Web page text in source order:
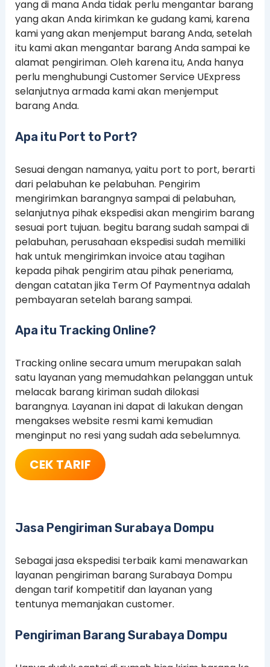
yang di mana Anda tidak perlu mengantar barang
yang akan Anda kirimkan ke gudang kami, karena
kami yang akan menjemput barang Anda, setelah
itu kami akan mengantar barang Anda sampai ke
alamat pengiriman. Oleh karena itu, Anda hanya
perlu menghubungi Customer Service UExpress
selanjutnya armada kami akan menjemput
barang Anda.
Apa itu Port to Port?
Sesuai dengan namanya, yaitu port to port, berarti
dari pelabuhan ke pelabuhan. Pengirim
mengirimkan barangnya sampai di pelabuhan,
selanjutnya pihak ekspedisi akan mengirim barang
sesuai port tujuan. begitu barang sudah sampai di
pelabuhan, perusahaan ekspedisi sudah memiliki
hak untuk mengirimkan invoice atau tagihan
kepada pihak pengirim atau pihak peneriama,
dengan catatan jika Term Of Paymentnya adalah
pembayaran setelah barang sampai.
Apa itu Tracking Online?
Tracking online secara umum merupakan salah
satu layanan yang memudahkan pelanggan untuk
melacak barang kiriman sudah dilokasi
barangnya. Layanan ini dapat di lakukan dengan
mengakses website resmi kami kemudian
menginput no resi yang sudah ada sebelumnya.
CEK TARIF
Jasa Pengiriman Surabaya Dompu
Sebagai jasa ekspedisi terbaik kami menawarkan
layanan pengiriman barang Surabaya Dompu
dengan tarif kompetitif dan layanan yang
tentunya memanjakan customer.
Pengiriman Barang Surabaya Dompu